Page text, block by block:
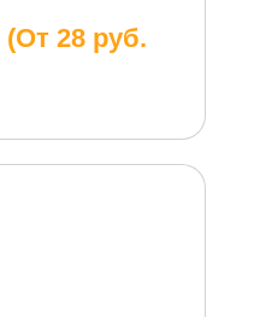
28 руб.